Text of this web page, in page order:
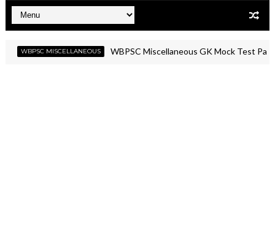
WBPSC MISCELLANEOUS WBPSC Miscellaneous GK Mock Test Part- 02 |